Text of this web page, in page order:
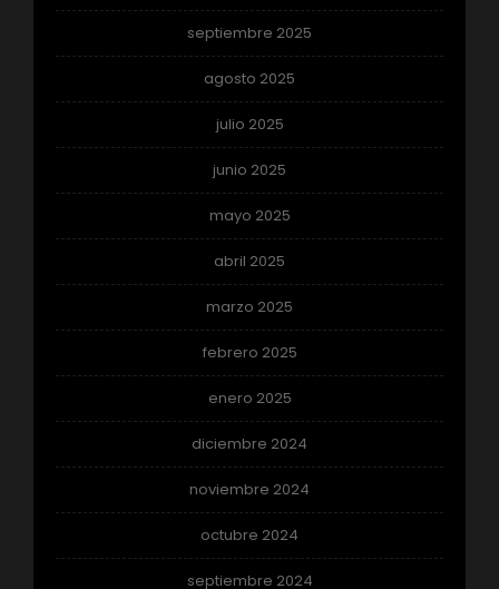
septiembre 2025
agosto 2025
julio 2025
junio 2025
mayo 2025
abril 2025
marzo 2025
febrero 2025
enero 2025
diciembre 2024
noviembre 2024
octubre 2024
septiembre 2024